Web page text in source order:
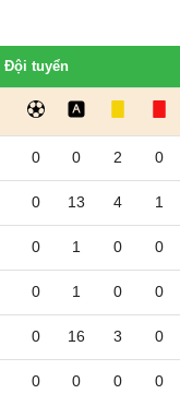
Đội tuyển
0 0 2 0
0 13 4 1
0 1 0 0
0 1 0 0
0 16 3 0
0 0 0 0